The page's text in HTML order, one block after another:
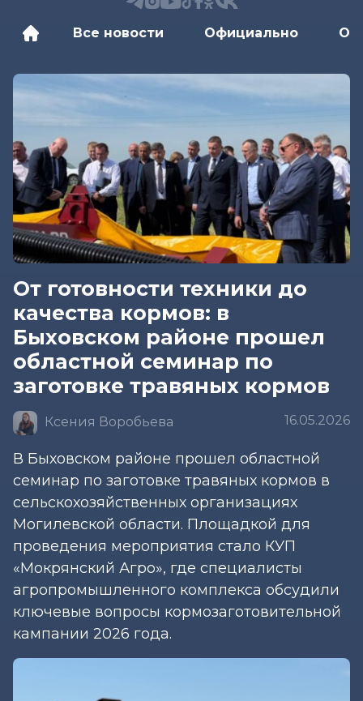
Все новости Официально
От готовности техники до
качества кормов: в
Быховском районе прошел
областной семинар по
заготовке травяных кормов
Ксения Воробьева 16.05.2026
В Быховском районе прошел областной
семинар по заготовке травяных кормов в
сельскохозяйственных организациях
Могилевской области. Площадкой для
проведения мероприятия стало КУП
«Мокрянский Агро», где специалисты
агропромышленного комплекса обсудили
ключевые вопросы кормозаготовительной
кампании 2026 года.